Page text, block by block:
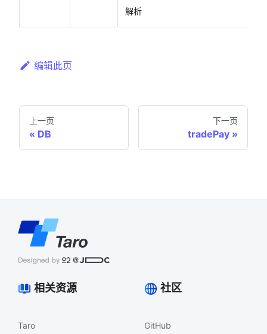
解析
编辑此页
上一页
DB
下一页
tradePay
相关资源
Taro
社区
GitHub